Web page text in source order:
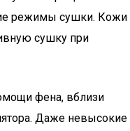
режимы сушки. Кожи
сушку при
фена, вблизи
Даже невысокие